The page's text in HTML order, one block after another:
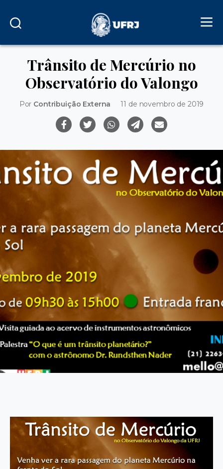
Trânsito de Mercúrio no
Observatório do Valongo
Por Contribuição Externa 11 de novembro de 2019